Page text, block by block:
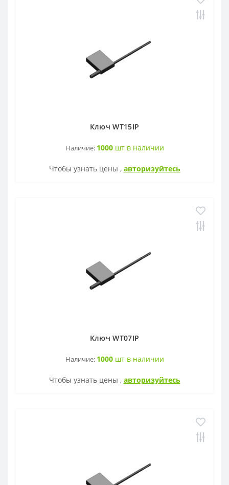
Ключ WT15IP
Наличие: 1000шт в наличии
Чтобы узнать цены , авторизуйтесь
Ключ WT07IP
Наличие: 1000шт в наличии
Чтобы узнать цены , авторизуйтесь